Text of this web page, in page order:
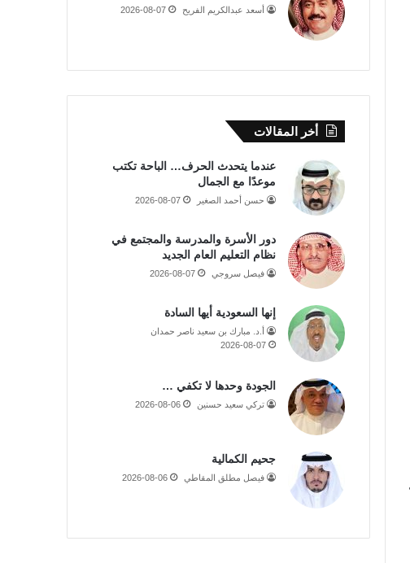
أسعد عبدالكريم الفريح 2026-08-07
أخر المقالات
عندما يتحدث الحرف… الباحة تكتب
موعدًا مع الجمال
حسن أحمد الصغير 2026-08-07
دور الأسرة والمدرسة والمجتمع في
نظام التعليم العام الجديد
فيصل سروجي 2026-08-07
إنها السعودية أيها السادة
أ.د. مبارك بن سعيد ناصر حمدان
2026-08-07
الجودة وحدها لا تكفي …
تركي سعيد حسنين 2026-08-06
جحيم الكمالية
فيصل مطلق المقاطي 2026-08-06